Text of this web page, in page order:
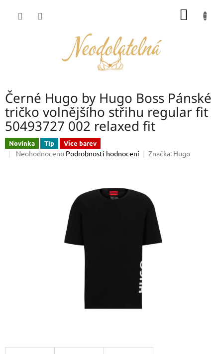
Černé Hugo by Hugo Boss Pánské
tričko volnějšího střihu regular fit
50493727 002 relaxed fit
Novinka Tip Více barev
Průměrné
Neohodnoceno Podrobnosti hodnocení Značka: Hugo